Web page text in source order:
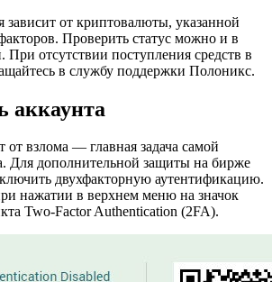
зависит от криптовалюты, указанной
Проверить статус можно и в
При отсутствии поступления средств в
в службу поддержки Полоникс.
аккаунта
от взлома — главная задача самой
Для дополнительной защиты на бирже
двухфакторную аутентификацию.
нажатии в верхнем меню на значок
Two-Factor Authentication (2FA).